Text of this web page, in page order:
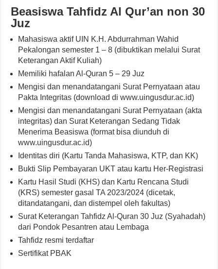
Beasiswa Tahfidz Al Qur’an non 30
Juz
Mahasiswa aktif UIN K.H. Abdurrahman Wahid
Pekalongan semester 1 – 8 (dibuktikan melalui Surat
Keterangan Aktif Kuliah)
Memiliki hafalan Al-Quran 5 – 29 Juz
Mengisi dan menandatangani Surat Pernyataan atau
Pakta Integritas (download di www.uingusdur.ac.id)
Mengisi dan menandatangani Surat Pernyataan (akta
integritas) dan Surat Keterangan Sedang Tidak
Menerima Beasiswa (format bisa diunduh di
www.uingusdur.ac.id)
Identitas diri (Kartu Tanda Mahasiswa, KTP, dan KK)
Bukti Slip Pembayaran UKT atau kartu Her-Registrasi
Kartu Hasil Studi (KHS) dan Kartu Rencana Studi
(KRS) semester gasal TA 2023/2024 (dicetak,
ditandatangani, dan distempel oleh fakultas)
Surat Keterangan Tahfidz Al-Quran 30 Juz (Syahadah)
dari Pondok Pesantren atau Lembaga
Tahfidz resmi terdaftar
Sertifikat PBAK